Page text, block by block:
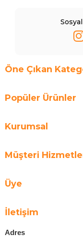
Öne Çıkan
Popüler Ürünler
Kurumsal
Müşteri
Üye
İletişim
Adres